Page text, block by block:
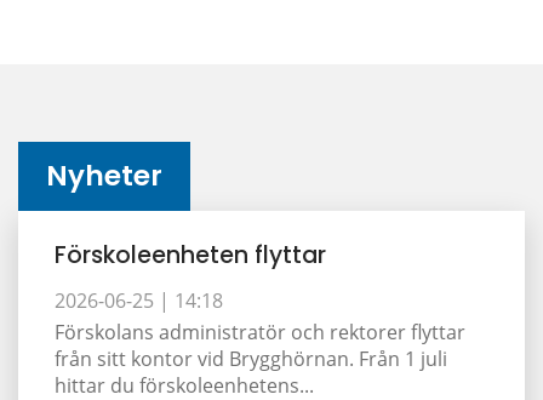
Nyheter
Förskoleenheten flyttar
2026-06-25 | 14:18
Förskolans administratör och rektorer flyttar
från sitt kontor vid Brygghörnan. Från 1 juli
hittar du förskoleenhetens...